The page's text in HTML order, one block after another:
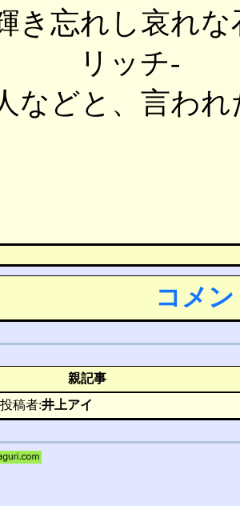
忘れし哀れな
ッチ‐
などと、言わ
コメ
親記事
稿者:井上アイ